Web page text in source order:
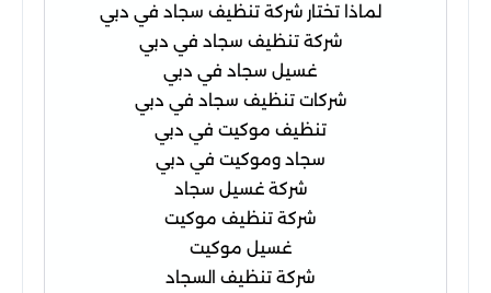
لماذا تختار شركة تنظيف سجاد في دبي
شركة تنظيف سجاد في دبي
غسيل سجاد في دبي
شركات تنظيف سجاد في دبي
تنظيف موكيت في دبي
سجاد وموكيت في دبي
شركة غسيل سجاد
شركة تنظيف موكيت
غسيل موكيت
شركة تنظيف السجاد